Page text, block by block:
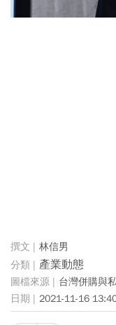
林信男
產業動態
台灣併購與
2021-11-16